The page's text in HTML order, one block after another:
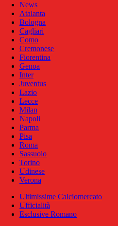
News
Atalanta
Bologna
Cagliari
Como
Cremonese
Fiorentina
Genoa
Inter
Juventus
Lazio
Lecce
Milan
Napoli
Parma
Pisa
Roma
Sassuolo
Torino
Udinese
Verona
Ultimissime Calciomercato
Ufficialità
Esclusive Romano